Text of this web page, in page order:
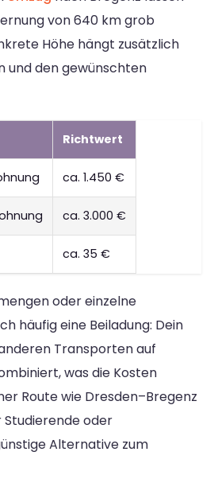
von 640 km grob
Höhe hängt zusätzlich
und den gewünschten
Richtwert
ca. 1.450 €
ca. 3.000 €
ca. 35 €
oder einzelne
häufig eine Beiladung: Dein
Transporten auf
was die Kosten
Route wie Dresden–Bregenz
oder
Alternative zum